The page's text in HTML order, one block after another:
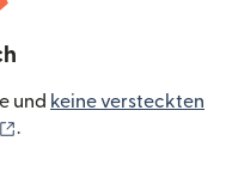
und keine versteckten
.